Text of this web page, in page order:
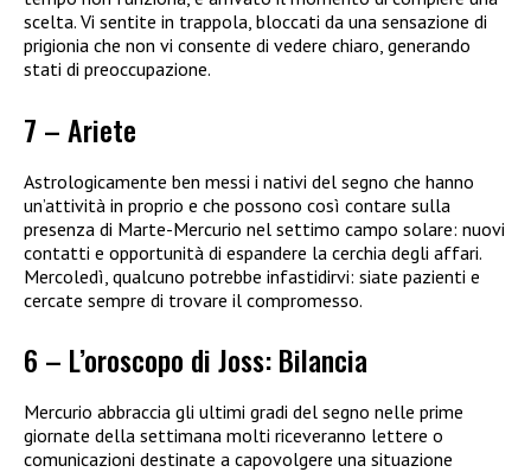
scelta. Vi sentite in trappola, bloccati da una sensazione di
prigionia che non vi consente di vedere chiaro, generando
stati di preoccupazione.
7 – Ariete
Astrologicamente ben messi i nativi del segno che hanno
un’attività in proprio e che possono così contare sulla
presenza di Marte-Mercurio nel settimo campo solare: nuovi
contatti e opportunità di espandere la cerchia degli affari.
Mercoledì, qualcuno potrebbe infastidirvi: siate pazienti e
cercate sempre di trovare il compromesso.
6 – L’oroscopo di Joss: Bilancia
Mercurio abbraccia gli ultimi gradi del segno nelle prime
giornate della settimana molti riceveranno lettere o
comunicazioni destinate a capovolgere una situazione